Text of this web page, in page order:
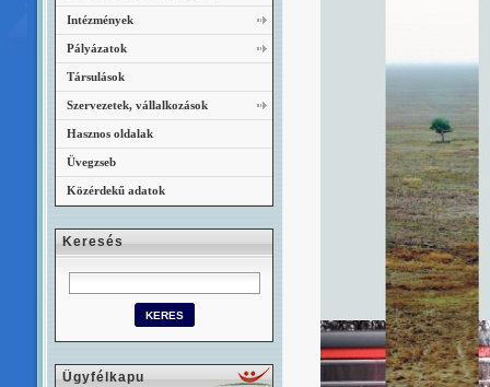
Intézmények
Pályázatok
Társulások
Szervezetek, vállalkozások
Hasznos oldalak
Üvegzseb
Közérdekű adatok
Keresés
Ügyfélkapu